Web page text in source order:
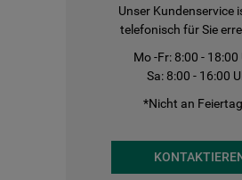
Unser Kundenservice
telefonisch für Sie
Mo -Fr: 8:00 - 18:00
Sa: 8:00 - 16:00
*Nicht an